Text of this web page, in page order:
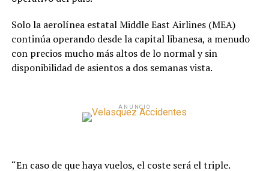
Solo la aerolínea estatal Middle East Airlines (MEA)
continúa operando desde la capital libanesa, a menudo
con precios mucho más altos de lo normal y sin
disponibilidad de asientos a dos semanas vista.
ANUNCIO
“En caso de que haya vuelos, el coste será el triple.